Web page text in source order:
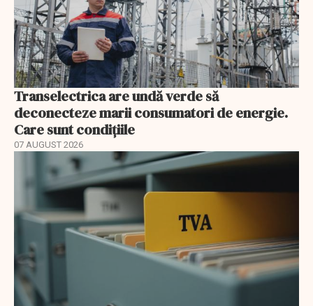
Transelectrica are undă verde să
deconecteze marii consumatori de energie.
Care sunt condițiile
07 AUGUST 2026